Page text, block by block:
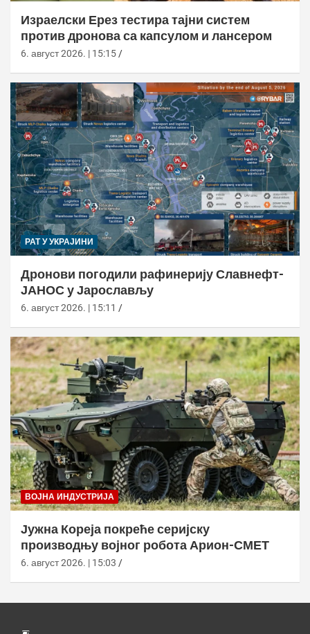
Израелски Ерез тестира тајни систем
против дронова са капсулом и лансером
6. август 2026. | 15:15
РАТ У УКРАЈИНИ
Дронови погодили рафинерију Славнефт-
ЈАНОС у Јарослављу
6. август 2026. | 15:11
ВОЈНА ИНДУСТРИЈА
Јужна Кореја покреће серијску
производњу војног робота Арион-СМЕТ
6. август 2026. | 15:03